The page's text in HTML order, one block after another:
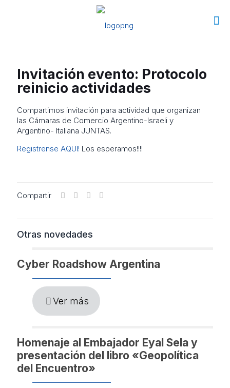
Invitación evento: Protocolo
reinicio actividades
Compartimos invitación para actividad que organizan
las Cámaras de Comercio Argentino-Israeli y
Argentino- Italiana JUNTAS.
Registrense AQUI! Los esperamos!!!!
Compartir
Otras novedades
Cyber Roadshow Argentina
Ver más
Homenaje al Embajador Eyal Sela y
presentación del libro «Geopolítica
del Encuentro»